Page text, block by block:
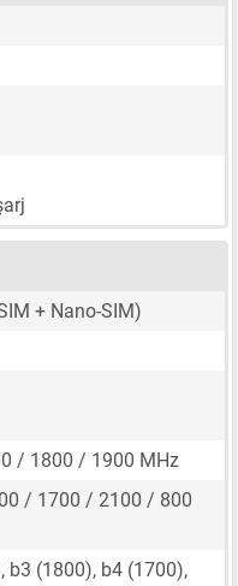
+ Nano-SIM)
/ 1800 / 1900 MHz
/ 1700 / 2100 / 800
b3 (1800), b4 (1700),